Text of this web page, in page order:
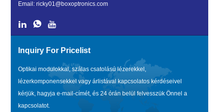
Email:ricky01@boxoptronics.com
Inquiry For Pricelist
Optikai modulokkal, szálas csatolású lézerekkel,
lézerkomponensekkel vagy árlistával kapcsolatos kérdéseivel
kérjük, hagyja e-mail-címét, és 24 órán belül felvesszük Önnel a
kapcsolatot.